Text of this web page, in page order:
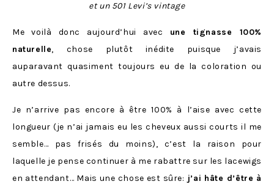
et un 501 Levi’s vintage
Me voilà donc aujourd’hui avec une tignasse 100%
naturelle, chose plutôt inédite puisque j’avais
auparavant quasiment toujours eu de la coloration ou
autre dessus.
Je n’arrive pas encore à être 100% à l’aise avec cette
longueur (je n’ai jamais eu les cheveux aussi courts il me
semble… pas frisés du moins), c’est la raison pour
laquelle je pense continuer à me rabattre sur les lacewigs
en attendant… Mais une chose est sûre: j’ai hâte d’être à